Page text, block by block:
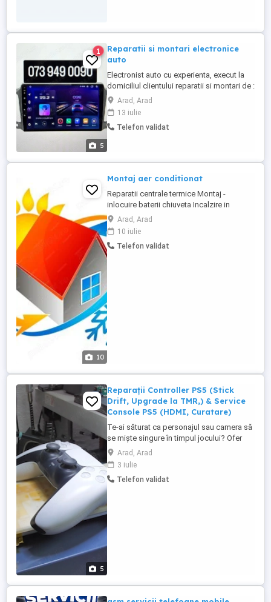
5
1
Reparatii si montari electronice
auto
Electronist auto cu experienta, execut la
domiciliul clientului reparatii si montari de :
Navigatie gps, incalzire in scaune, alarme
,difuzoare auto, amplificatoare, boxe auto,
cablaje amplificatoare auto, cd auto, d.v.d.
auto -Reparatii electrice auto diverse -
Arad, Arad
13 iulie
Telefon validat
10
Montaj aer conditionat
Reparatii centrale termice Montaj -
inlocuire baterii chiuveta Incalzire in
pardoseala Centrale - boilere pe lemn
Boilere electrice Montaj calorifere Montaj
obiecte sanitare Reparatii tevi Reductoare
apa Incarcare cu freon aer conditionat
Arad, Arad
10 iulie
Telefon validat
5
Reparații Controller PS5 (Stick
Drift, Upgrade la TMR,) & Service
Console PS5 (HDMI, Curatare)
Te-ai săturat ca personajul sau camera să
se miște singure în timpul jocului? Ofer
servicii profesionale de reparație și
upgrade pentru controllere PS5
DualSense (toate modelele) prin
înlocuirea vechilor joystick-uri cu
Arad, Arad
3 iulie
Telefon validat